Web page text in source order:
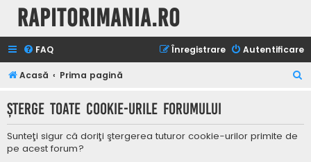
Rapitorimania.ro
FAQ Autentificare
Înregistrare
Acasă Prima pagină
t
Şterge toate cookie-urile forumului
Sunteţi sigur că doriţi ştergerea tuturor cookie-urilor primite de
pe acest forum?